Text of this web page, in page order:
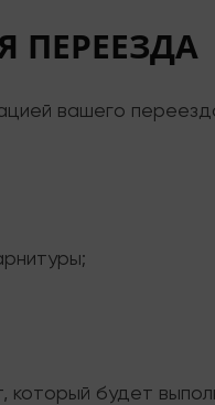
ПЕРЕЕЗДА
вашего
будет